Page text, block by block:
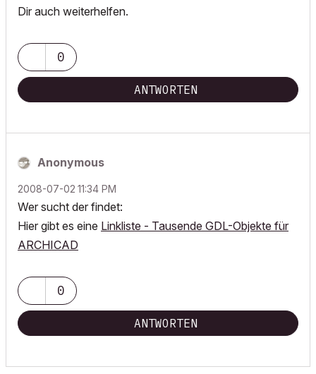
Dir auch weiterhelfen.
0
ANTWORTEN
Anonymous
‎2008-07-02 11:34 PM
Wer sucht der findet:
Hier gibt es eine Linkliste - Tausende GDL-Objekte für
ARCHICAD
0
ANTWORTEN